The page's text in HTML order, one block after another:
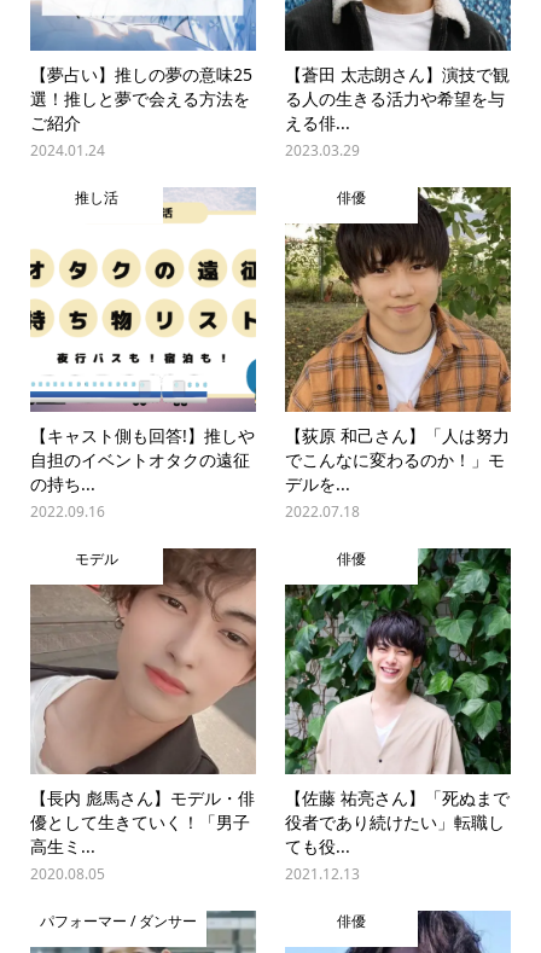
【夢占い】推しの夢の意味25
選！推しと夢で会える方法を
ご紹介
2024.01.24
【蒼田 太志朗さん】演技で観
る人の生きる活力や希望を与
える俳...
2023.03.29
推し活
【キャスト側も回答!】推しや
自担のイベントオタクの遠征
の持ち...
2022.09.16
俳優
【荻原 和己さん】「人は努力
でこんなに変わるのか！」モ
デルを...
2022.07.18
モデル
【長内 彪馬さん】モデル・俳
優として生きていく！「男子
高生ミ...
2020.08.05
俳優
【佐藤 祐亮さん】「死ぬまで
役者であり続けたい」転職し
ても役...
2021.12.13
パフォーマー / ダンサー 俳優